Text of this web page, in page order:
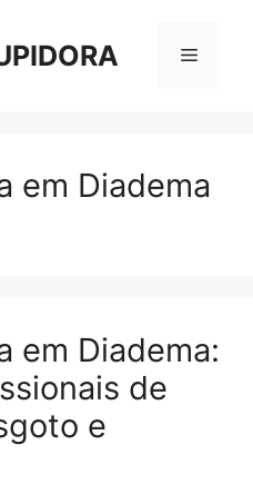
Menu
em Diadema
em Diadema:
de
e